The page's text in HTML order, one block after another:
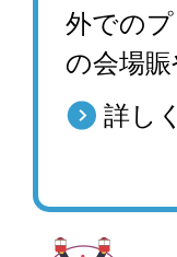
外での
の会場
詳し